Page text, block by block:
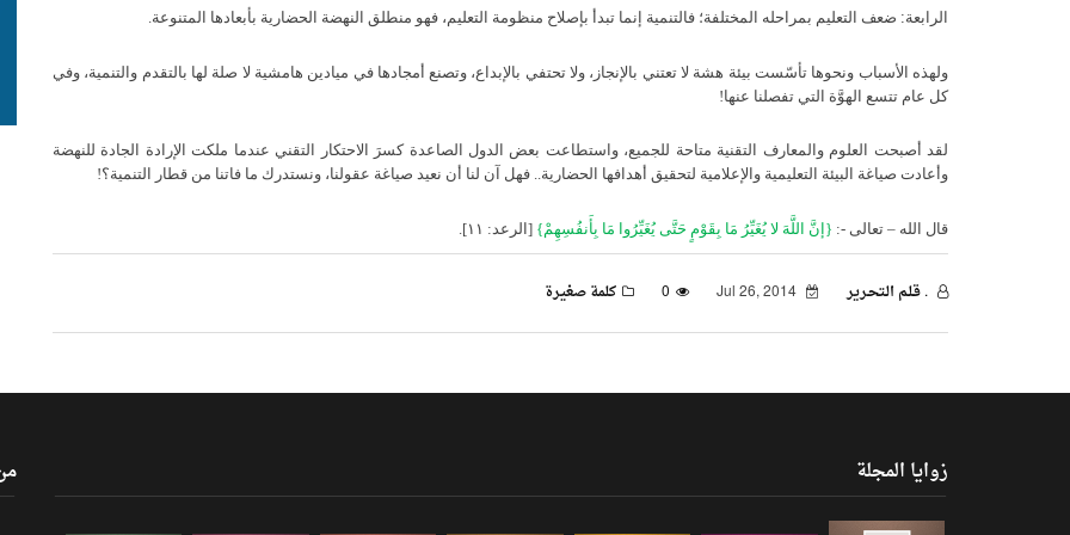
الرابعة: ضعف التعليم بمراحله المختلفة؛ فالتنمية إنما تبدأ بإصلاح منظومة التعليم، فهو منطلق النهضة الحضارية بأبعادها المتنوعة.
ولهذه الأسباب ونحوها تأسّست بيئة هشة لا تعتني بالإنجاز، ولا تحتفي بالإبداع، وتصنع أمجادها في ميادين هامشية لا صلة لها بالتقدم والتنمية، وفي
كل عام تتسع الهوَّة التي تفصلنا عنها!
لقد أصبحت العلوم والمعارف التقنية متاحة للجميع، واستطاعت بعض الدول الصاعدة كسرَ الاحتكار التقني عندما ملكت الإرادة الجادة للنهضة
وأعادت صياغة البيئة التعليمية والإعلامية لتحقيق أهدافها الحضارية.. فهل آن لنا أن نعيد صياغة عقولنا، ونستدرك ما فاتنا من قطار التنمية؟!
قال الله – تعالى -: { إنَّ اللَّهَ لا يُغَيِّرُ مَا بِقَوْمٍ حَتَّى يُغَيِّرُوا مَا بِأَنفُسِهِمْ }
[ الرعد : ١١].
. قـلـم الـتحـرير 0 كلمة صغيرة
زوايا المجلة